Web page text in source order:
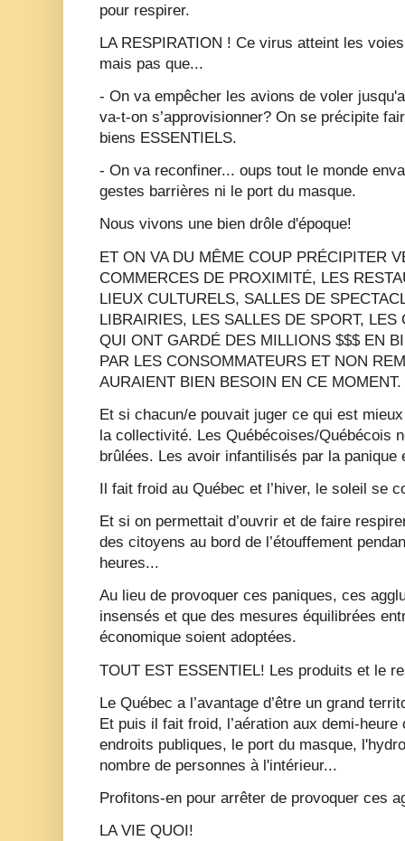
pour respirer.
LA RESPIRATION ! Ce virus atteint les
mais pas que...
- On va empêcher les avions de voler
va-t-on s’approvisionner? On se précipite
biens ESSENTIELS.
- On va reconfiner... oups tout le monde
gestes barrières ni le port du masque.
Nous vivons une bien drôle d'époque!
ET ON VA DU MÊME COUP PRÉCIPITER
COMMERCES DE PROXIMITÉ, LES
LIEUX CULTURELS, SALLES DE
LIBRAIRIES, LES SALLES DE SPORT, LES
QUI ONT GARDÉ DES MILLIONS $$$ EN
PAR LES CONSOMMATEURS ET NON
AURAIENT BIEN BESOIN EN CE MOMENT.
Et si chacun/e pouvait juger ce qui est
la collectivité. Les Québécoises/Québécois
brûlées. Les avoir infantilisés par la panique
Il fait froid au Québec et l’hiver, le soleil se
Et si on permettait d’ouvrir et de faire
des citoyens au bord de l’étouffement
heures...
Au lieu de provoquer ces paniques, ces
insensés et que des mesures équilibrées
économique soient adoptées.
TOUT EST ESSENTIEL! Les produits et le
Le Québec a l’avantage d’être un grand
Et puis il fait froid, l’aération aux demi-heure
endroits publiques, le port du masque,
nombre de personnes à l'intérieur...
Profitons-en pour arrêter de provoquer ces
LA VIE QUOI!